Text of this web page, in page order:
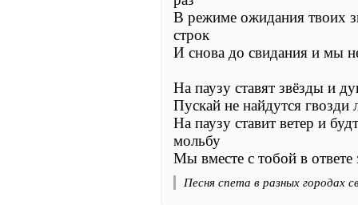
В режиме ожидания твоих
строк
И снова до свидания и мы
На паузу ставят звёзды и
Пускай не найдутся гвозди
На паузу ставит ветер и
мольбу
Мы вместе с тобой в ответе
Песня спета в разных городах